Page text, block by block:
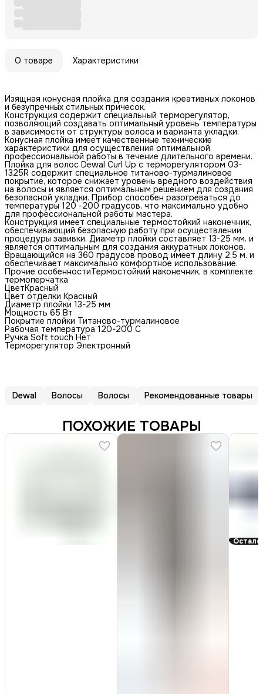
О товаре Характеристики
Изящная конусная плойка для создания креативных локонов
и безупречных стильных причесок.
Конструкция содержит специальный терморегулятор,
позволяющий создавать оптимальный уровень температуры
в зависимости от структуры волоса и варианта укладки.
Конусная плойка имеет качественные технические
характеристики для осуществления оптимальной
профессиональной работы в течение длительного времени.
Плойка для волос Dewal Сurl Up с терморегулятором 03-
1325R содержит специальное титаново-турмалиновое
покрытие, которое снижает уровень вредного воздействия
на волосы и является оптимальным решением для создания
безопасной укладки. Прибор способен разогреваться до
температуры 120 -200 градусов, что максимально удобно
для профессиональной работы мастера.
Конструкция имеет специальные термостойкий наконечник,
обеспечивающий безопасную работу при осуществлении
процедуры завивки. Диаметр плойки составляет 13-25 мм. и
является оптимальным для создания аккуратных локонов.
Вращающийся на 360 градусов провод имеет длину 2,5 м. и
обеспечивает максимально комфортное использование.
Прочие особенностиТермостойкий наконечник, в комплекте
термоперчатка
ЦветКрасный
Цвет отделки Красный
Диаметр плойки 13-25 мм
Мощность 65 Вт
Покрытие плойки Титаново-турмалиновое
Рабочая температура 120-200 С
Ручка Soft touch Нет
Терморегулятор Электронный
Dewal Волосы Волосы Рекомендованные товары
ПОХОЖИЕ ТОВАРЫ